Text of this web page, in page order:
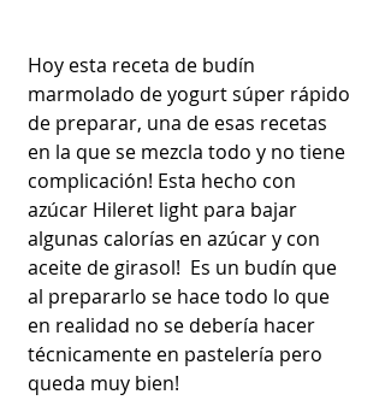
Hoy esta receta de budín
marmolado de yogurt súper rápido
de preparar, una de esas recetas
en la que se mezcla todo y no tiene
complicación! Esta hecho con
azúcar Hileret light para bajar
algunas calorías en azúcar y con
aceite de girasol!  Es un budín que
al prepararlo se hace todo lo que
en realidad no se debería hacer
técnicamente en pastelería pero
queda muy bien!